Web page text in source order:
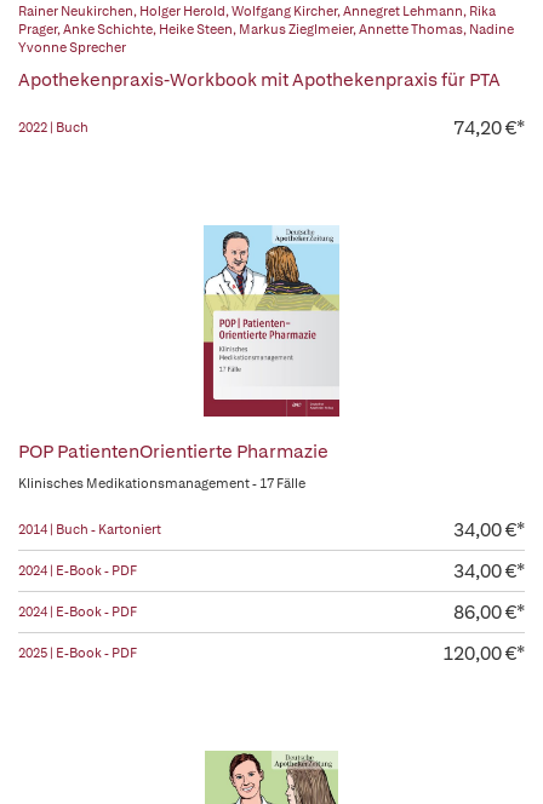
Rainer Neukirchen, Holger Herold,Wolfgang Kircher,Annegret Lehmann, Rika
Prager,Anke Schichte, Heike Steen, Markus Zieglmeier,Annette Thomas, Nadine
Yvonne Sprecher
Apothekenpraxis-Workbook mit Apothekenpraxis für PTA
2022 | Buch 74,20 €*
POP PatientenOrientierte Pharmazie
Klinisches Medikationsmanagement - 17 Fälle
2014 | Buch - Kartoniert 34,00 €*
2024 | E-Book - PDF 34,00 €*
2024 | E-Book - PDF 86,00 €*
2025 | E-Book - PDF 120,00 €*